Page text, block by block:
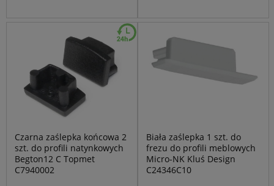
Czarna zaślepka końcowa 2
szt. do profili natynkowych
Begton12 C Topmet
C7940002
Biała zaślepka 1 szt. do
frezu do profili meblowych
Micro-NK Kluś Design
C24346C10